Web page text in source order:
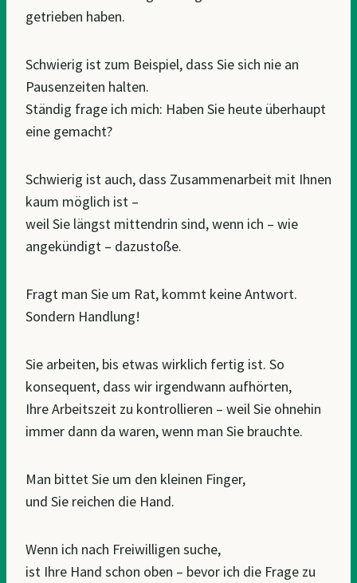
getrieben haben.
Schwierig ist zum Beispiel, dass Sie sich nie an
Pausenzeiten halten.
Ständig frage ich mich: Haben Sie heute überhaupt
eine gemacht?
Schwierig ist auch, dass Zusammenarbeit mit Ihnen
kaum möglich ist –
weil Sie längst mittendrin sind, wenn ich – wie
angekündigt – dazustoße.
Fragt man Sie um Rat, kommt keine Antwort.
Sondern Handlung!
Sie arbeiten, bis etwas wirklich fertig ist. So
konsequent, dass wir irgendwann aufhörten,
Ihre Arbeitszeit zu kontrollieren – weil Sie ohnehin
immer dann da waren, wenn man Sie brauchte.
Man bittet Sie um den kleinen Finger,
und Sie reichen die Hand.
Wenn ich nach Freiwilligen suche,
ist Ihre Hand schon oben – bevor ich die Frage zu